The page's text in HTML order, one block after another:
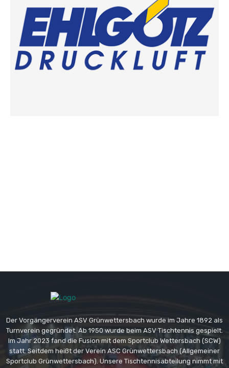
Der Vorgängerverein ASV Grünwettersbach wurde im Jahre 1892 als
Turnverein gegründet. Ab 1950 wurde beim ASV Tischtennis gespielt.
Im Jahr 2023 fand die Fusion mit dem Sportclub Wettersbach (SCW)
statt. Seitdem heißt der Verein ASC Grünwettersbach (Allgemeiner
Sportclub Grünwettersbach). Unsere Tischtennisabteilung nimmt mit